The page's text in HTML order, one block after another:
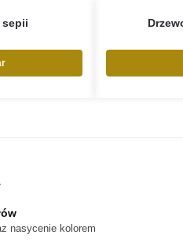
sepii
nasycenie kolorem